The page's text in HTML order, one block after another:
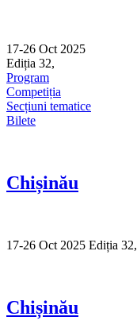
17-26 Oct 2025
Ediția 32,
Program
Competiția
Secțiuni tematice
Bilete
Chișinău
17-26 Oct 2025 Ediția 32,
Chișinău